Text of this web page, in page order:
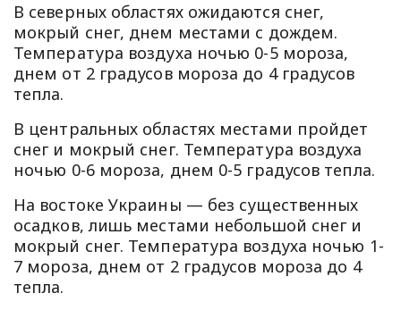
В северных областях ожидаются снег,
мокрый снег, днем местами с дождем.
Температура воздуха ночью 0-5 мороза,
днем от 2 градусов мороза до 4 градусов
тепла.
В центральных областях местами пройдет
снег и мокрый снег. Температура воздуха
ночью 0-6 мороза, днем 0-5 градусов тепла.
На востоке Украины — без существенных
осадков, лишь местами небольшой снег и
мокрый снег. Температура воздуха ночью 1-
7 мороза, днем от 2 градусов мороза до 4
тепла.